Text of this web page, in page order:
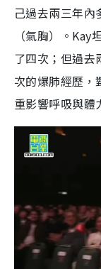
己過去兩三年內
（氣胸）。
了四次；但過去
次的爆肺經歷，
重影響呼吸與體